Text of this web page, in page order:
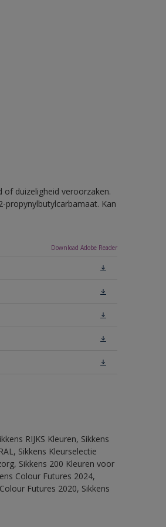
of duizeligheid veroorzaken.
propynylbutylcarbamaat. Kan
Download Adobe Reader
RIJKS Kleuren, Sikkens
Sikkens Kleurselectie
Sikkens 200 Kleuren voor
Colour Futures 2024,
Futures 2020, Sikkens